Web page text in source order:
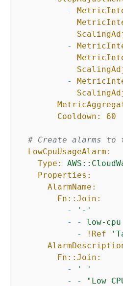
-
-
-
Cooldown:
60
# Create alarms
LowCpuUsageAlarm:
Type:
Properties:
AlarmName:
Fn::Join:
-
'-'
-
-
low-cpu
-
!Ref
Fn::Join:
-
' '
-
-
"Low